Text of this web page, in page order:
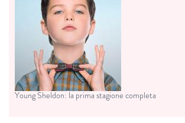
Young Sheldon: la prima stagione completa